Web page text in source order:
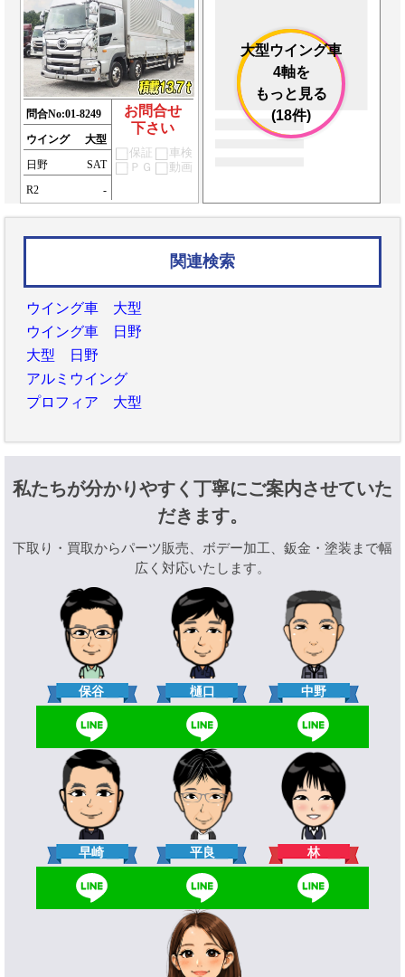
問合No:01-8249
ウイング
大型
日野
SAT
R2
-
お問合せ
下さい
保証
車検
ＰＧ
動画
大型ウイング車
4軸を
もっと見る
(18件)
関連検索
ウイング車 大型
ウイング車 日野
大型 日野
アルミウイング
プロフィア 大型
私たちが分かりやすく丁寧にご案内させていた
だきます。
下取り・買取からパーツ販売、ボデー加工、鈑金・塗装まで幅
広く対応いたします。
保谷 樋口 中野
早崎 平良 林